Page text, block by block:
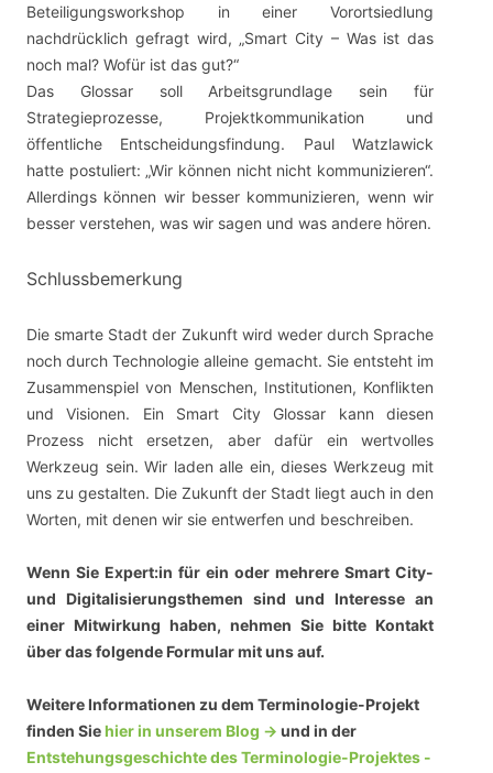
Beteiligungsworkshop in einer Vorortsiedlung
nachdrücklich gefragt wird, „Smart City – Was ist das
noch mal? Wofür ist das gut?“
Das Glossar soll Arbeitsgrundlage sein für
Strategieprozesse, Projektkommunikation und
öffentliche Entscheidungsfindung. Paul Watzlawick
hatte postuliert: „Wir können nicht nicht kommunizieren“.
Allerdings können wir besser kommunizieren, wenn wir
besser verstehen, was wir sagen und was andere hören.
Schlussbemerkung
Die smarte Stadt der Zukunft wird weder durch Sprache
noch durch Technologie alleine gemacht. Sie entsteht im
Zusammenspiel von Menschen, Institutionen, Konflikten
und Visionen. Ein Smart City Glossar kann diesen
Prozess nicht ersetzen, aber dafür ein wertvolles
Werkzeug sein. Wir laden alle ein, dieses Werkzeug mit
uns zu gestalten. Die Zukunft der Stadt liegt auch in den
Worten, mit denen wir sie entwerfen und beschreiben.
Wenn Sie Expert:in für ein oder mehrere Smart City-
und Digitalisierungsthemen sind und Interesse an
einer Mitwirkung haben, nehmen Sie bitte Kontakt
über das folgende Formular mit uns auf.
Weitere Informationen zu dem Terminologie-Projekt
finden Siehier in unserem Blog -> und in der
Entstehungsgeschichte des Terminologie-Projektes -